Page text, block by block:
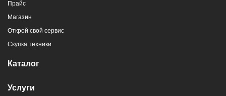
Прайс
Магазин
Открой свой сервис
Скупка техники
Каталог
Услуги